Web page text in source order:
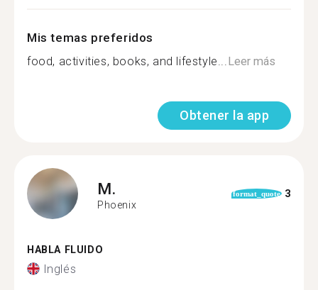
Mis temas preferidos
food, activities, books, and lifestyle...Leer más
Obtener la app
M.
Phoenix
format_quote 3
HABLA FLUIDO
Inglés